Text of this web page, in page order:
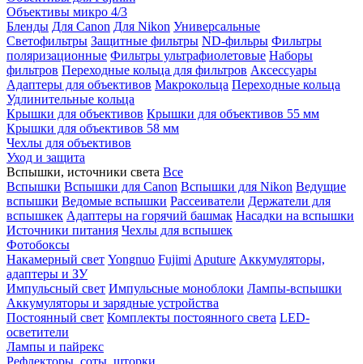
Объективы микро 4/3
Бленды Для Canon Для Nikon Универсальные
Светофильтры Защитные фильтры ND-фильры Фильтры
поляризационные Фильтры ультрафиолетовые Наборы
фильтров Переходные кольца для фильтров Аксессуары
Адаптеры для объективов Макрокольца Переходные кольца
Удлинительные кольца
Крышки для объективов Крышки для объективов 55 мм
Крышки для объективов 58 мм
Чехлы для объективов
Уход и защита
Вспышки, источники света Все
Вспышки Вспышки для Canon Вспышки для Nikon Ведущие
вспышки Ведомые вспышки Рассеиватели Держатели для
вспышкек Адаптеры на горячий башмак Насадки на вспышки
Источники питания Чехлы для вспышек
Фотобоксы
Накамерный свет Yongnuo Fujimi Aputure Аккумуляторы,
адаптеры и ЗУ
Импульсный свет Импульсные моноблоки Лампы-вспышки
Аккумуляторы и зарядные устройства
Постоянный свет Комплекты постоянного света LED-
осветители
Лампы и пайрекс
Рефлекторы, соты, шторки